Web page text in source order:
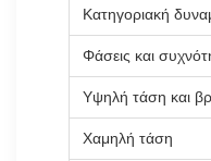
Κατηγοριακή
Φάσεις και
Υψηλή τάση και
Χαμηλή τάση